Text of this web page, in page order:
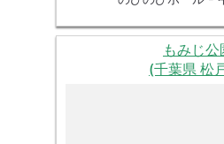
もみじ公
(千葉県 松